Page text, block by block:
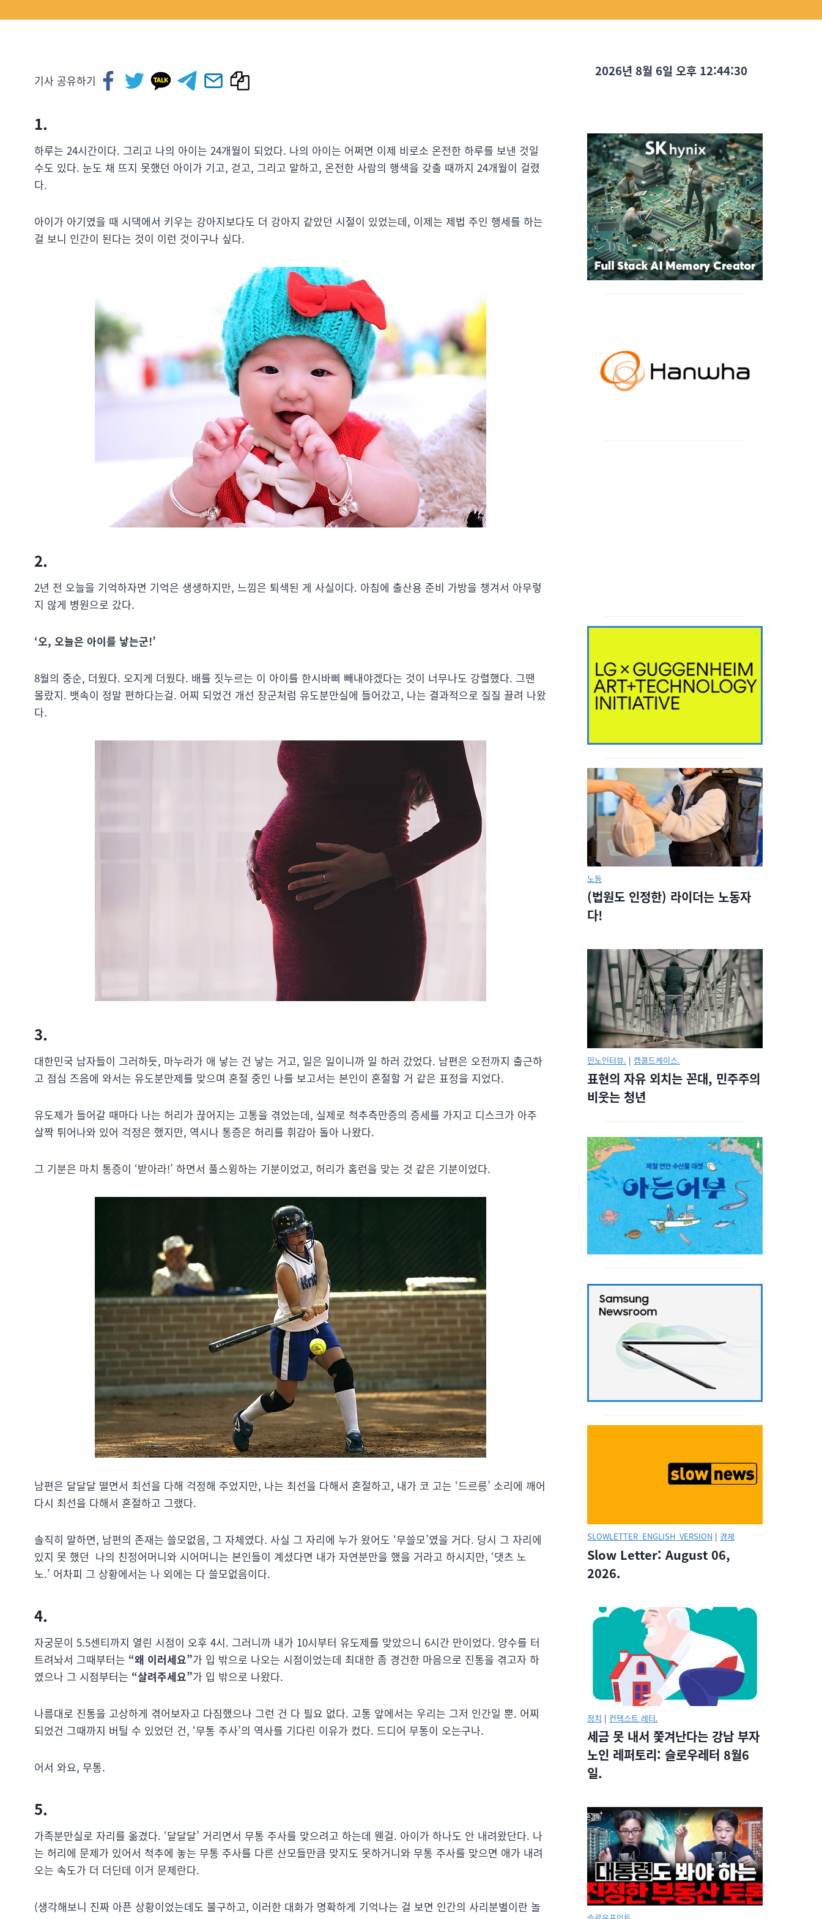
기사 공유하기
1.
하루는 24시간이다. 그리고 나의 아이는 24개월이 되었다. 나의 아이는 어쩌면 이제 비로소 온전한 하루를 보낸 것일
수도 있다. 눈도 채 뜨지 못했던 아이가 기고, 걷고, 그리고 말하고, 온전한 사람의 행색을 갖출 때까지 24개월이 걸렸
다.
아이가 아기였을 때 시댁에서 키우는 강아지보다도 더 강아지 같았던 시절이 있었는데, 이제는 제법 주인 행세를 하는
걸 보니 인간이 된다는 것이 이런 것이구나 싶다.
2.
2년 전 오늘을 기억하자면 기억은 생생하지만, 느낌은 퇴색된 게 사실이다. 아침에 출산용 준비 가방을 챙겨서 아무렇
지 않게 병원으로 갔다.
‘오, 오늘은 아이를 낳는군!’
8월의 중순, 더웠다. 오지게 더웠다. 배를 짓누르는 이 아이를 한시바삐 빼내야겠다는 것이 너무나도 강렬했다. 그땐
몰랐지. 뱃속이 정말 편하다는걸. 어찌 되었건 개선 장군처럼 유도분만실에 들어갔고, 나는 결과적으로 질질 끌려 나왔
다.
3.
대한민국 남자들이 그러하듯, 마누라가 애 낳는 건 낳는 거고, 일은 일이니까 일 하러 갔었다. 남편은 오전까지 출근하
고 점심 즈음에 와서는 유도분만제를 맞으며 혼절 중인 나를 보고서는 본인이 혼절할 거 같은 표정을 지었다.
유도제가 들어갈 때마다 나는 허리가 끊어지는 고통을 겪었는데, 실제로 척추측만증의 증세를 가지고 디스크가 아주
살짝 튀어나와 있어 걱정은 했지만, 역시나 통증은 허리를 휘감아 돌아 나왔다.
그 기분은 마치 통증이 ‘받아라!’ 하면서 풀스윙하는 기분이었고, 허리가 홈런을 맞는 것 같은 기분이었다.
남편은 달달달 떨면서 최선을 다해 걱정해 주었지만, 나는 최선을 다해서 혼절하고, 내가 코 고는 ‘드르릉’ 소리에 깨어
다시 최선을 다해서 혼절하고 그랬다.
솔직히 말하면, 남편의 존재는 쓸모없음, 그 자체였다. 사실 그 자리에 누가 왔어도 ‘무쓸모’였을 거다. 당시 그 자리에
있지 못 했던 나의 친정어머니와 시어머니는 본인들이 계셨다면 내가 자연분만을 했을 거라고 하시지만, ‘댓츠 노
노.’ 어차피 그 상황에서는 나 외에는 다 쓸모없음이다.
4.
자궁문이 5.5센티까지 열린 시점이 오후 4시. 그러니까 내가 10시부터 유도제를 맞았으니 6시간 만이었다. 양수를 터
트려놔서 그때부터는 “왜 이러세요”가 입 밖으로 나오는 시점이었는데 최대한 좀 경건한 마음으로 진통을 겪고자 하
였으나 그 시점부터는 “살려주세요”가 입 밖으로 나왔다.
나름대로 진통을 고상하게 겪어보자고 다짐했으나 그런 건 다 필요 없다. 고통 앞에서는 우리는 그저 인간일 뿐. 어찌
되었건 그때까지 버틸 수 있었던 건, ‘무통 주사’의 역사를 기다린 이유가 컸다. 드디어 무통이 오는구나.
어서 와요, 무통.
5.
가족분만실로 자리를 옮겼다. ‘달달달’ 거리면서 무통 주사를 맞으려고 하는데 웬걸. 아이가 하나도 안 내려왔단다. 나
는 허리에 문제가 있어서 척추에 놓는 무통 주사를 다른 산모들만큼 맞지도 못하거니와 무통 주사를 맞으면 애가 내려
오는 속도가 더 더딘데 이거 문제란다.
(생각해보니 진짜 아픈 상황이었는데도 불구하고, 이러한 대화가 명확하게 기억나는 걸 보면 인간의 사리분별이란 놀
2026년 8월 6일 오후 12:44:32
노동
(법원도 인정한) 라이더는 노동자
다!
민노인터뷰. | 캡콜드케이스.
표현의 자유 외치는 꼰대, 민주주의
비웃는 청년
SLOWLETTER_ENGLISH_VERSION | 경제
Slow Letter: August 06,
2026.
정치 | 컨텍스트 레터.
세금 못 내서 쫓겨난다는 강남 부자
노인 레퍼토리: 슬로우레터 8월6
일.